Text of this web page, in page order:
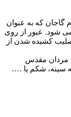
گاجان که به عنوان
می شود. عبور از روی
صلیب کشیده شدن از
مردان مقدس
سینه، شکم یا ….